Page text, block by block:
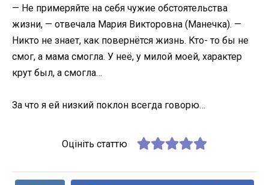
— Не примеряйте на себя чужие обстоятельства
жизни, — отвечала Мария Викторовна (Манечка). —
Никто не знает, как повернётся жизнь. Кто- то бы не
смог, а мама смогла. У неё, у милой моей, характер
крут был, а смогла…
За что я ей низкий поклон всегда говорю…
Оцініть статтю